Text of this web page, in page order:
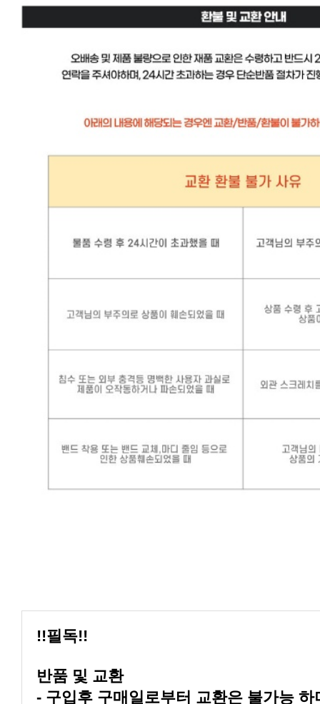
!!필독!!
반품 및 교환